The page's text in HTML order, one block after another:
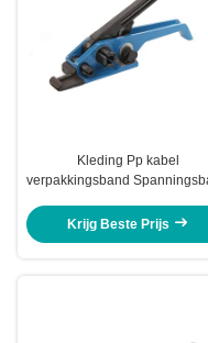
Kleding Pp kabel
verpakkingsband
handmatigeKrijg Beste Prijs